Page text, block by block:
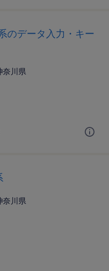
のデータ入力・キー
奈川県
奈川県